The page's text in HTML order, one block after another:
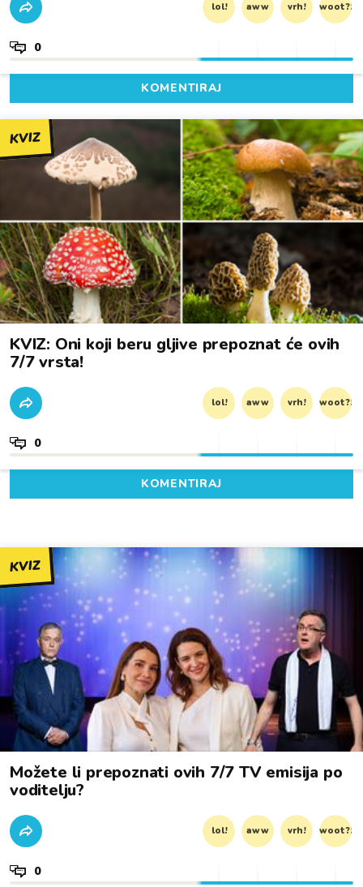
lol! aww vrh! woot?!
0
KOMENTIRAJ
KVIZ
KVIZ: Oni koji beru gljive prepoznat će ovih
7/7 vrsta!
lol! aww vrh! woot?!
0
KOMENTIRAJ
KVIZ
Možete li prepoznati ovih 7/7 TV emisija po
voditelju?
lol! aww vrh! woot?!
0